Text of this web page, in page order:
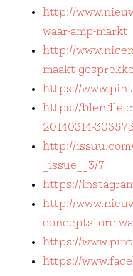
http://
waar-amp-markt
http://
maakt-
https://
https://
20140314-
http://
_issue__3/7
https://
http://
conceptstore-
https://
https://